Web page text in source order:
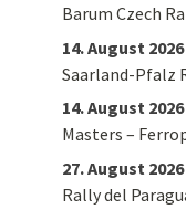
Barum Czech
14. August 2026
Saarland-Pfalz
14. August 2026
Masters –
27. August 2026
Rally del